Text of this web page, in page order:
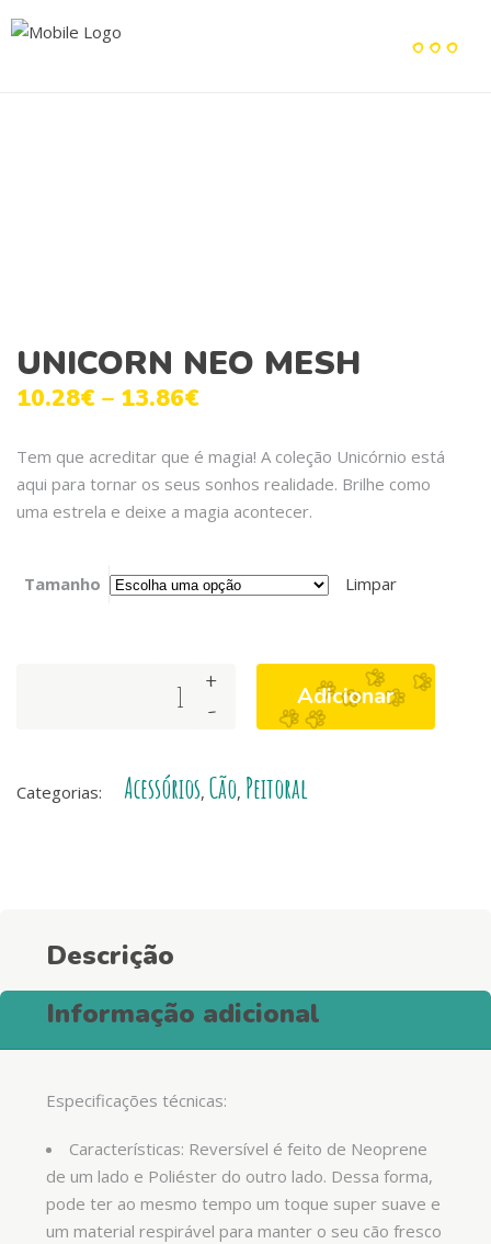
UNICORN NEO MESH
10.28€ – 13.86€
Tem que acreditar que é magia! A coleção Unicórnio está
aqui para tornar os seus sonhos realidade. Brilhe como
uma estrela e deixe a magia acontecer.
Tamanho Limpar
-
+ Adicionar
Categorias: Acessórios, Cão, Peitoral
Descrição
Informação adicional
Especificações técnicas:
Características: Reversível é feito de Neoprene
de um lado e Poliéster do outro lado. Dessa forma,
pode ter ao mesmo tempo um toque super suave e
um material respirável para manter o seu cão fresco